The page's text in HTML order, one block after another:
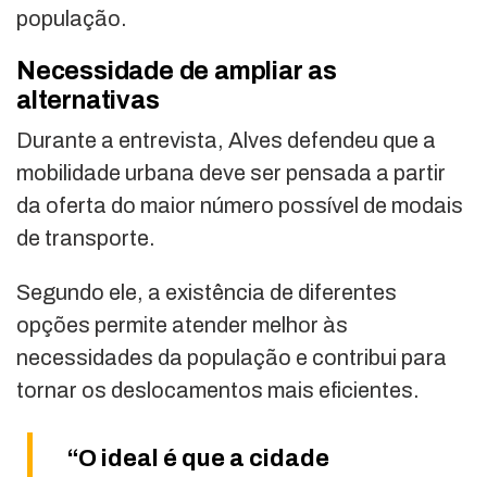
população.
Necessidade de ampliar as
alternativas
Durante a entrevista, Alves defendeu que a
mobilidade urbana deve ser pensada a partir
da oferta do maior número possível de modais
de transporte.
Segundo ele, a existência de diferentes
opções permite atender melhor às
necessidades da população e contribui para
tornar os deslocamentos mais eficientes.
“O ideal é que a cidade